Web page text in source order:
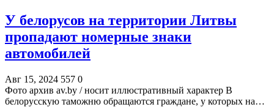
У белорусов на территории Литвы
пропадают номерные знаки
автомобилей
Авг 15, 2024 557 0
Фото архив av.by / носит иллюстративный характер В
белорусскую таможню обращаются граждане, у которых на…